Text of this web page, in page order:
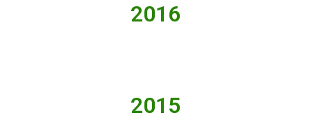
2016
2015